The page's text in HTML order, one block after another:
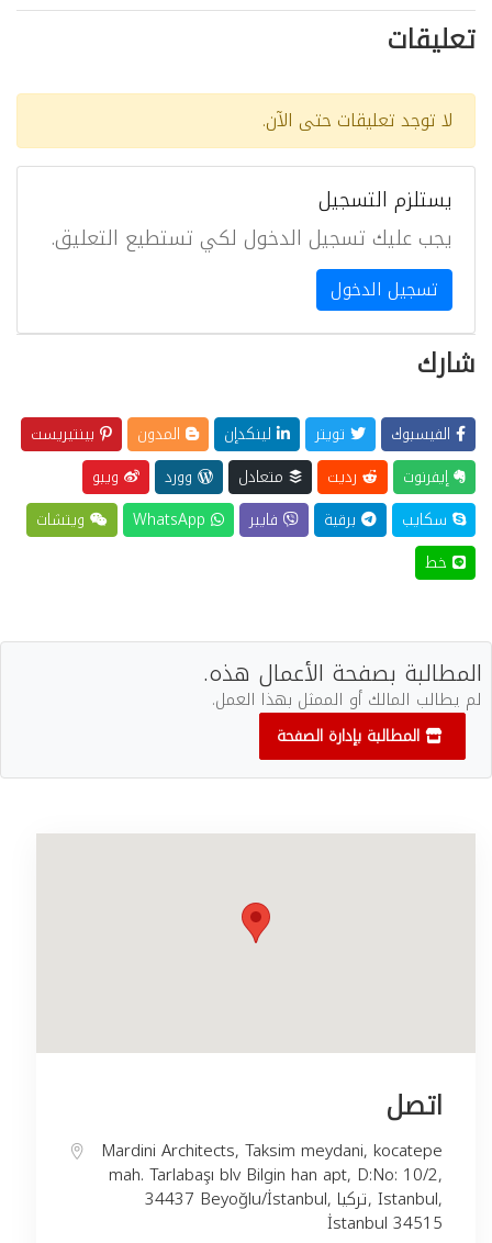
تعليقات
لا توجد تعليقات حتى الآن.
يستلزم التسجيل
يجب عليك تسجيل الدخول لكي تستطيع التعليق.
تسجيل الدخول
شارك
الفيسبوك تويتر لينكدإن المدون
بينتيريست
إيفرنوت
رديت متعادل وورد
ويبو
سكايب
برقية فايبر
ويتشات
خط
المطالبة بصفحة الأعمال هذه.
لم يطالب المالك أو الممثل بهذا العمل.
المطالبة بإدارة الصفحة
اتصل
Mardini Architects, Taksim meydani, kocatepe
mah. Tarlabaşı blv Bilgin han apt, D:No: 10/2,
34437 Beyoğlu/İstanbul, تركيا, Istanbul,
İstanbul 34515